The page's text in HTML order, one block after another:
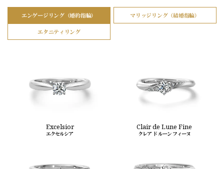
エンゲージリング（婚約指輪） マリッジリング（結婚指輪）
エタニティリング
Excelsior
エクセルシア
Clair de Lune Fine
クレア ド ルーン フィーヌ